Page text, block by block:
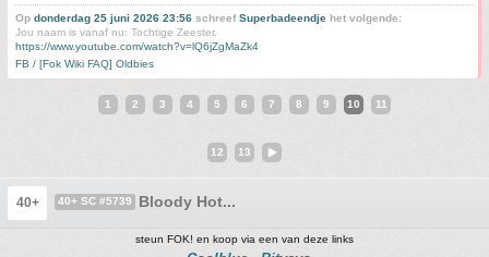
Op donderdag 25 juni 2026 23:56 schreefSuperbadeendje het volgende:
Jou naam is vanaf nu: Tochtige Zeester.
https://www.youtube.com/watch?v=lQ6jZgMaZk4
FB / [Fok Wiki FAQ] Oldbies
1 2 3 4 5 6 7 8 9 10 11
12 13
40+ 40+ SC #5739 Bloody Hot...
steun FOK! en koop via een van deze links